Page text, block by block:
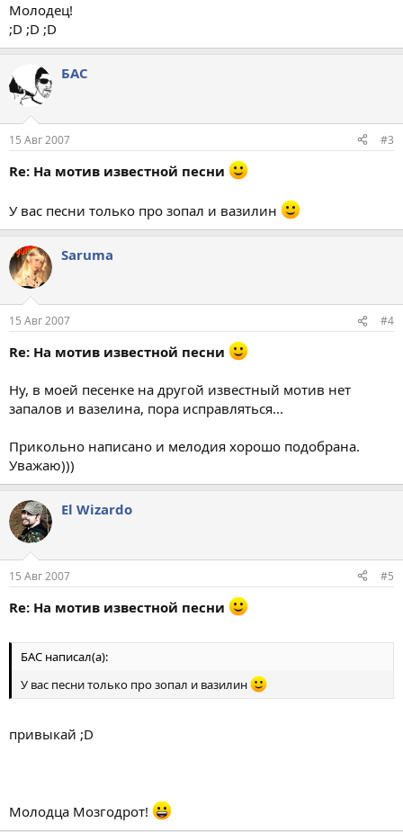
Молодец!
;D ;D ;D
БАС
15 Авг 2007 #3
Re: На мотив известной песни
У вас песни только про зопал и вазилин
Saruma
15 Авг 2007 #4
Re: На мотив известной песни
Ну, в моей песенке на другой известный мотив нет
запалов и вазелина, пора исправляться...
Прикольно написано и мелодия хорошо подобрана.
Уважаю)))
El Wizardo
15 Авг 2007 #5
Re: На мотив известной песни
БАС написал(а):
У вас песни только про зопал и вазилин
привыкай ;D
Молодца Мозгодрот!